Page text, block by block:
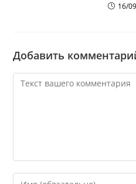
16/
Добавить